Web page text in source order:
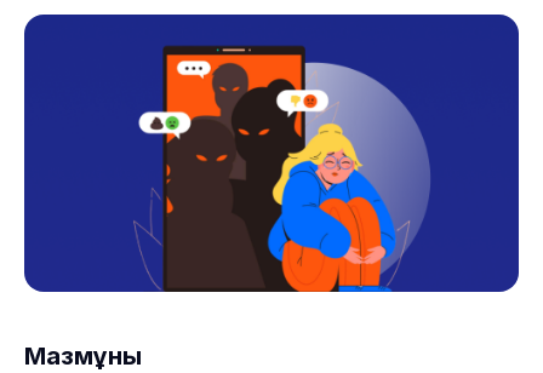
Мазмұны